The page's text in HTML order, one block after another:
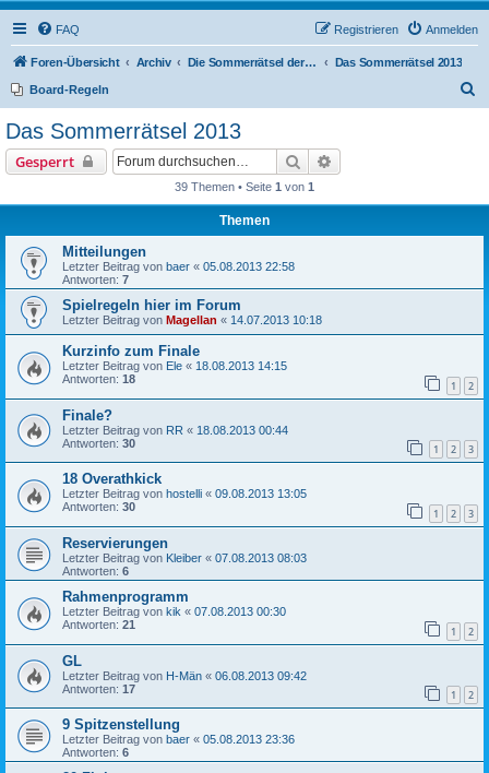
FAQ Anmelden
Registrieren
Foren-Übersicht Archiv Die Sommerrätsel der Rätselnasen Das Sommerrätsel 2013
Board-Regeln
Das Sommerrätsel 2013
Gesperrt Suche
39 Themen • Seite 1 von 1
Themen
Mitteilungen
Letzter Beitrag von baer « 05.08.2013 22:58
Antworten: 7
Spielregeln hier im Forum
Letzter Beitrag von Magellan « 14.07.2013 10:18
Kurzinfo zum Finale
Letzter Beitrag von Ele « 18.08.2013 14:15
Antworten: 18 1 2
Finale?
Letzter Beitrag von RR « 18.08.2013 00:44
Antworten: 30 1 2 3
18 Overathkick
Letzter Beitrag von hostelli « 09.08.2013 13:05
Antworten: 30 1 2 3
Reservierungen
Letzter Beitrag von Kleiber « 07.08.2013 08:03
Antworten: 6
Rahmenprogramm
Letzter Beitrag von kik « 07.08.2013 00:30
Antworten: 21 1 2
GL
Letzter Beitrag von H-Män « 06.08.2013 09:42
Antworten: 17 1 2
9 Spitzenstellung
Letzter Beitrag von baer « 05.08.2013 23:36
Antworten: 6